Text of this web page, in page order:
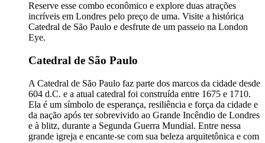
Reserve esse combo econômico e explore duas atrações
incríveis em Londres pelo preço de uma. Visite a histórica
Catedral de São Paulo e desfrute de um passeio na London
Eye.
Catedral de São Paulo
A Catedral de São Paulo faz parte dos marcos da cidade desde
604 d.C. e a atual catedral foi construída entre 1675 e 1710.
Ela é um símbolo de esperança, resiliência e força da cidade e
da nação após ter sobrevivido ao Grande Incêndio de Londres
e à blitz, durante a Segunda Guerra Mundial. Entre nessa
grande igreja e encante-se com sua beleza arquitetônica e com